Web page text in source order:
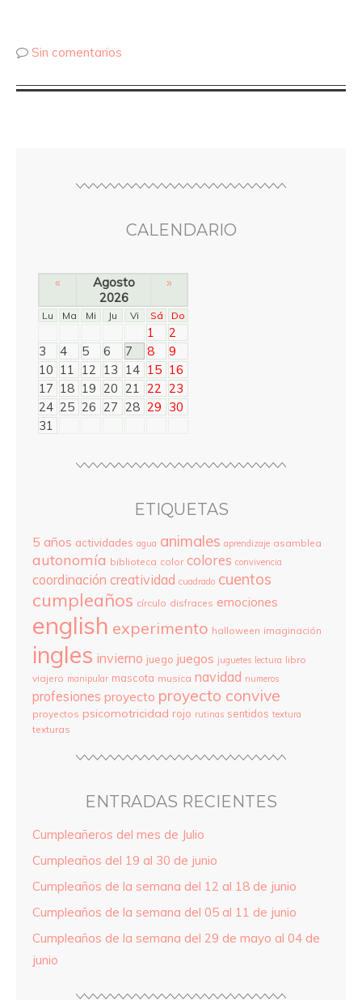
Sin comentarios
CALENDARIO
«
Agosto
2026
»
Lu Ma Mi Ju Vi Sá Do
1
2
3
4 5 6 7 8
9
10 11 12 13 14 15 16
17 18 19 20 21 22 23
24 25 26 27 28 29 30
31
ETIQUETAS
5 años actividades agua animales aprendizaje asamblea
autonomía biblioteca color colores convivencia
coordinación creatividad cuadrado cuentos
cumpleaños círculo disfraces emociones
english experimento halloween imaginación
ingles invierno juego juegos juguetes lectura libro
viajero manipular mascota musica navidad numeros
profesiones proyecto proyecto convive
proyectos psicomotricidad rojo rutinas sentidos textura
texturas
ENTRADAS RECIENTES
Cumpleañeros del mes de Julio
Cumpleaños del 19 al 30 de junio
Cumpleaños de la semana del 12 al 18 de junio
Cumpleaños de la semana del 05 al 11 de junio
Cumpleaños de la semana del 29 de mayo al 04 de
junio